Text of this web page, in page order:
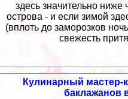
здесь значительно
острова - и если зимой
(вплоть до заморозков
свежесть
Кулинарный мастер-
баклажанов